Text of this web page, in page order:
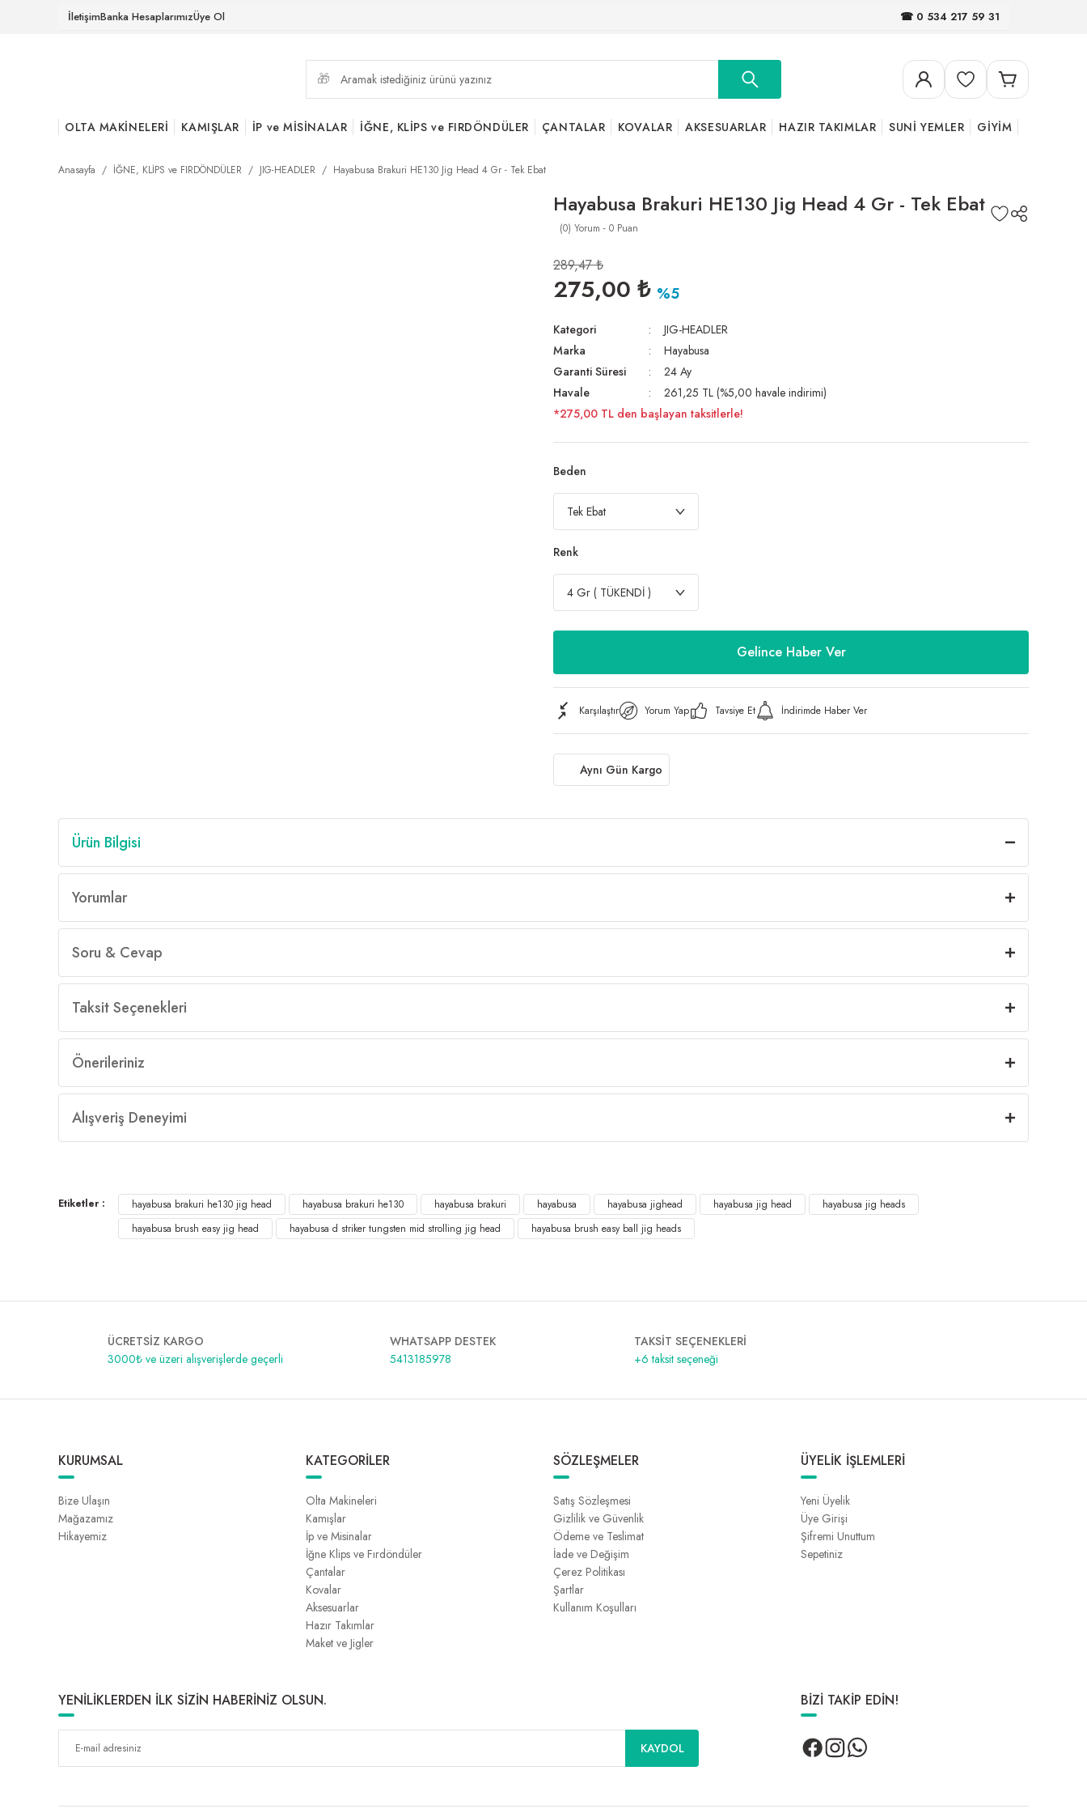
İletişimBanka HesaplarımızÜye Ol ☎ 0 534 217 59 31
OLTA MAKİNELERİ KAMIŞLAR İP ve MİSİNALAR İĞNE, KLİPS ve FIRDÖNDÜLER ÇANTALAR KOVALAR AKSESUARLAR HAZIR TAKIMLAR SUNİ YEMLER GİYİM
Anasayfa İĞNE, KLİPS ve FIRDÖNDÜLER JIG-HEADLER Hayabusa Brakuri HE130 Jig Head 4 Gr - Tek Ebat
Hayabusa Brakuri HE130 Jig Head 4 Gr - Tek Ebat
(0) Yorum - 0 Puan
289,47 ₺
275,00 ₺ %5
Kategori
JIG-HEADLER
Marka
Hayabusa
Garanti Süresi
24 Ay
Havale
261,25 TL (%5,00 havale indirimi)
*275,00 TL den başlayan taksitlerle!
Beden
Renk
Gelince Haber Ver
Karşılaştır Yorum Yap Tavsiye Et İndirimde Haber Ver
Aynı Gün Kargo
Ürün Bilgisi
Yorumlar
Soru & Cevap
Taksit Seçenekleri
Önerileriniz
Alışveriş Deneyimi
Etiketler : hayabusa brakuri he130 jig head hayabusa brakuri he130 hayabusa brakuri hayabusa hayabusa jighead hayabusa jig head
hayabusa jig heads
hayabusa brush easy jig head
hayabusa d striker tungsten mid strolling jig head hayabusa brush easy ball jig heads
ÜCRETSİZ KARGO
3000₺ ve üzeri alışverişlerde geçerli
WHATSAPP DESTEK
5413185978
TAKSİT SEÇENEKLERİ
+6 taksit seçeneği
KURUMSAL
Bize Ulaşın
Mağazamız
Hikayemiz
KATEGORİLER
Olta Makineleri
Kamışlar
İp ve Misinalar
İğne Klips ve Fırdöndüler
Çantalar
Kovalar
Aksesuarlar
Hazır Takımlar
Maket ve Jigler
SÖZLEŞMELER
Satış Sözleşmesi
Gizlilik ve Güvenlik
Ödeme ve Teslimat
İade ve Değişim
Çerez Politikası
Şartlar
Kullanım Koşulları
ÜYELİK İŞLEMLERİ
Yeni Üyelik
Üye Girişi
Şifremi Unuttum
Sepetiniz
YENİLİKLERDEN İLK SİZİN HABERİNİZ OLSUN.
KAYDOL
BİZİ TAKİP EDİN!